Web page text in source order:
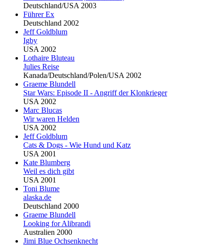
Deutschland/USA 2003
Führer Ex
Deutschland 2002
Jeff Goldblum
Igby
USA 2002
Lothaire Bluteau
Julies Reise
Kanada/Deutschland/Polen/USA 2002
Graeme Blundell
Star Wars: Episode II - Angriff der Klonkrieger
USA 2002
Marc Blucas
Wir waren Helden
USA 2002
Jeff Goldblum
Cats & Dogs - Wie Hund und Katz
USA 2001
Kate Blumberg
Weil es dich gibt
USA 2001
Toni Blume
alaska.de
Deutschland 2000
Graeme Blundell
Looking for Alibrandi
Australien 2000
Jimi Blue Ochsenknecht